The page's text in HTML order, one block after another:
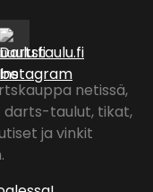
netissä,
darts-taulut, tikat,
ja vinkit